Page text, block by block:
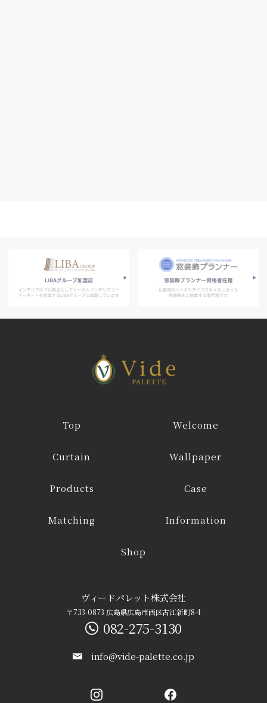
Top Welcome
Curtain Wallpaper
Products Case
Matching Information
Shop
ヴィードパレット株式会社
〒733-0873 広島県広島市西区古江新町8-4
082-275-3130
I F